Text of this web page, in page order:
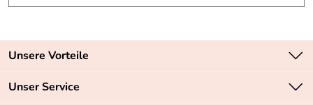
Unsere Vorteile
Zahlungsarten: Vorkasse, PayPal, PayPal Express
Unser Service